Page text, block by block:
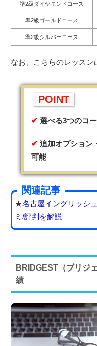
準2級ダイヤモンドコース
準2級ゴールドコース
準2級シルバーコース
なお、こちらのレッスン
POINT
選べる3つのコ
追加オプション
可能
関連記事
★名古屋イングリッシ
ミ/評判を解説
BRIDGEST（ブリジ
績